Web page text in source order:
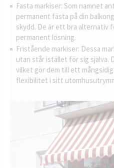
Fasta markiser: Som namnet
permanent fästa på din
skydd. De är ett bra alternativ
permanent lösning.
Fristående markiser: Dessa
utan står istället för sig själva.
vilket gör dem till ett
flexibilitet i sitt